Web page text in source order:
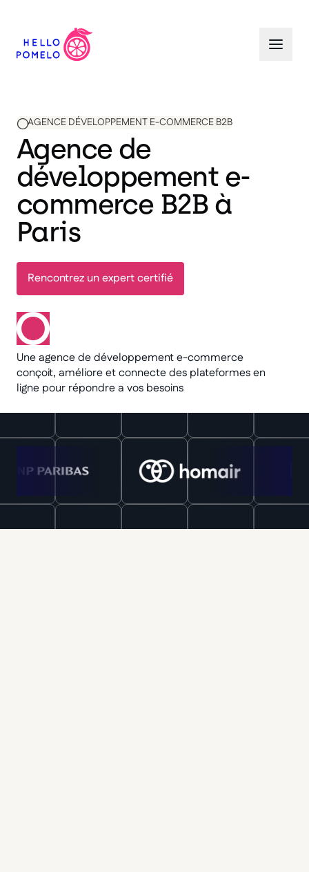
AGENCE DÉVELOPPEMENT E-COMMERCE B2B
Agence de
développement e-
commerce B2B à
Paris
Rencontrez un expert certifié
Une agence de développement e-commerce
conçoit, améliore et connecte des plateformes en
ligne pour répondre a vos besoins